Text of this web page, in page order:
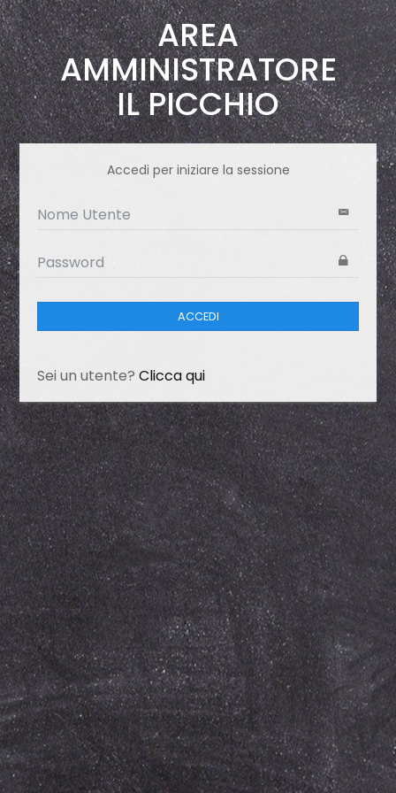
AREA
AMMINISTRATORE
IL PICCHIO
Accedi per iniziare la sessione
ACCEDI
Sei un utente?Clicca qui